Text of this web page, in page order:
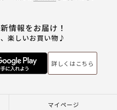
情報をお届け！
楽しいお買い物♪
詳しくはこちら
マイページ